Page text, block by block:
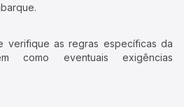
verifique as regras específicas da
como eventuais exigências